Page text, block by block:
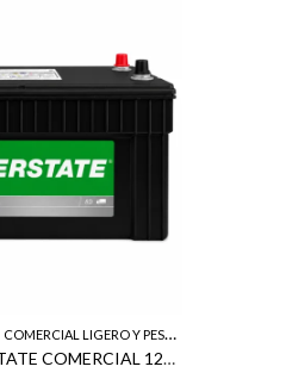
COMERCIAL LIGERO Y PESADO
BATERIA INTERSTATE COMERCIAL 1200 CCA 1330 CA 370 RC 170 AH = N200